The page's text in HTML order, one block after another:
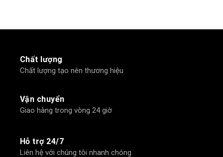
Chất lượng
Chất lượng tạo nên thương hiệu
Vận chuyển
Giao hàng trong vòng 24 giờ
Hỗ trợ 24/7
Liên hệ với chúng tôi nhanh chóng